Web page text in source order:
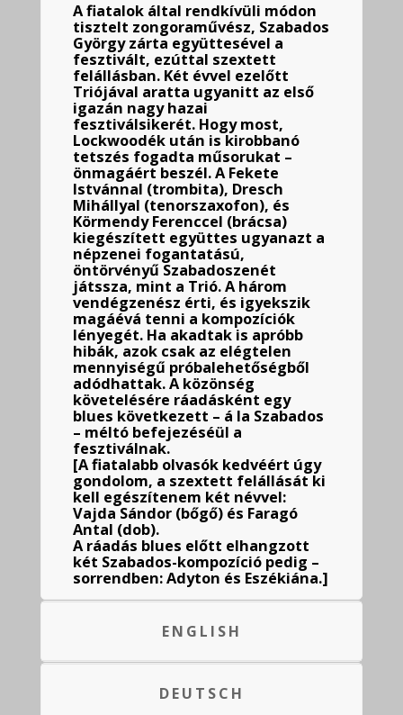
A fiatalok által rendkívüli módon
tisztelt zongoraművész, Szabados
György zárta együttesével a
fesztivált, ezúttal szextett
felállásban. Két évvel ezelőtt
Triójával aratta ugyanitt az első
igazán nagy hazai
fesztiválsikerét. Hogy most,
Lockwoodék után is kirobbanó
tetszés fogadta műsorukat –
önmagáért beszél. A Fekete
Istvánnal (trombita), Dresch
Mihállyal (tenorszaxofon), és
Körmendy Ferenccel (brácsa)
kiegészített együttes ugyanazt a
népzenei fogantatású,
öntörvényű Szabadoszenét
játssza, mint a Trió. A három
vendégzenész érti, és igyekszik
magáévá tenni a kompozíciók
lényegét. Ha akadtak is apróbb
hibák, azok csak az elégtelen
mennyiségű próbalehetőségből
adódhattak. A közönség
követelésére ráadásként egy
blues következett – á la Szabados
– méltó befejezéséül a
fesztiválnak.
[A fiatalabb olvasók kedvéért úgy
gondolom, a szextett felállását ki
kell egészítenem két névvel:
Vajda Sándor (bőgő) és Faragó
Antal (dob).
A ráadás blues előtt elhangzott
két Szabados-kompozíció pedig –
sorrendben: Adyton és Eszékiána.]
ENGLISH
DEUTSCH